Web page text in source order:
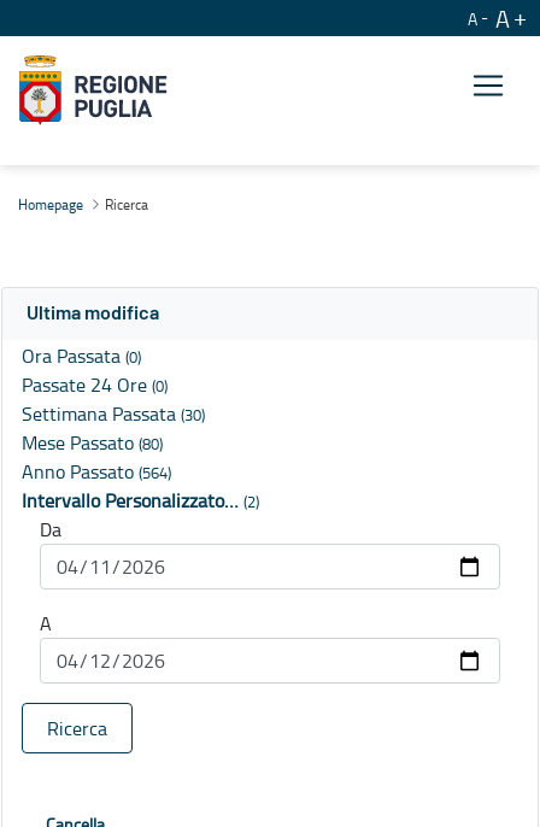
A A
Homepage Ricerca
Ultima modifica
Ora Passata (0)
Passate 24 Ore (0)
Settimana Passata (30)
Mese Passato (80)
Anno Passato (564)
Intervallo Personalizzato… (2)
Da
A
Ricerca